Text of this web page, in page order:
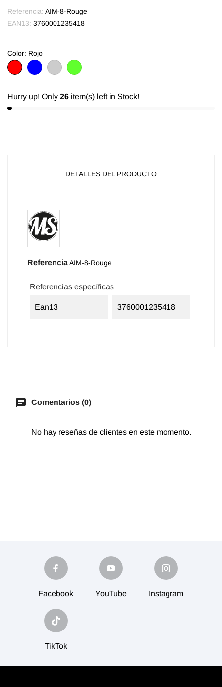
Referencia: AIM-8-Rouge
EAN13: 3760001235418
Color: Rojo
Rojo Azul Argentvert
fluo
Hurry up! Only 26 item(s) left in Stock!
DETALLES DEL PRODUCTO
ReferenciaAIM-8-Rouge
Referencias específicas
Ean13 3760001235418
chat Comentarios (0)
No hay reseñas de clientes en este momento.
Facebook YouTube Instagram
TikTok